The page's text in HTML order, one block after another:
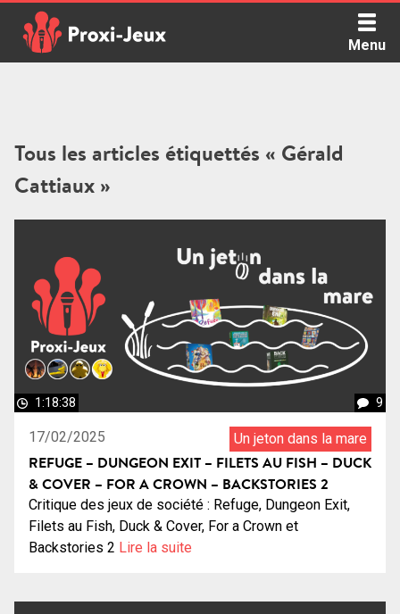
content
Menu
Tous les articles étiquettés « Gérald
Cattiaux »
1:18:38 9
17/02/2025 Un jeton dans la mare
REFUGE – DUNGEON EXIT – FILETS AU FISH – DUCK
& COVER – FOR A CROWN – BACKSTORIES 2
Critique des jeux de société : Refuge, Dungeon Exit,
Filets au Fish, Duck & Cover, For a Crown et
Backstories 2 Lire la suite